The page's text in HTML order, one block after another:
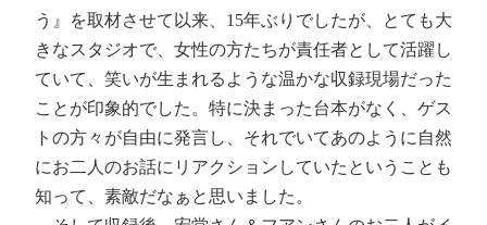
う』を取材させて以来、15年ぶりでしたが、とても大
きなスタジオで、女性の方たちが責任者として活躍し
ていて、笑いが生まれるような温かな収録現場だった
ことが印象的でした。特に決まった台本がなく、ゲス
トの方々が自由に発言し、それでいてあのように自然
にお二人のお話にリアクションしていたということも
知って、素敵だなぁと思いました。